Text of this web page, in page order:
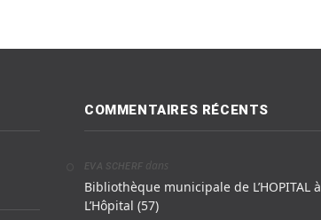
COMMENTAIRES RÉCENTS
EVA SCHERF dans
Bibliothèque municipale de L’HOPITAL à
L’Hôpital (57)